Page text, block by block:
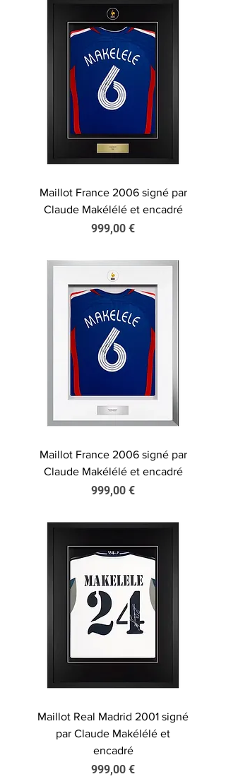
Maillot France 2006 signé par
Claude Makélélé et encadré
Prix
999,00 €
Maillot France 2006 signé par
Claude Makélélé et encadré
Prix
999,00 €
Maillot Real Madrid 2001 signé
par Claude Makélélé et
encadré
Prix
999,00 €